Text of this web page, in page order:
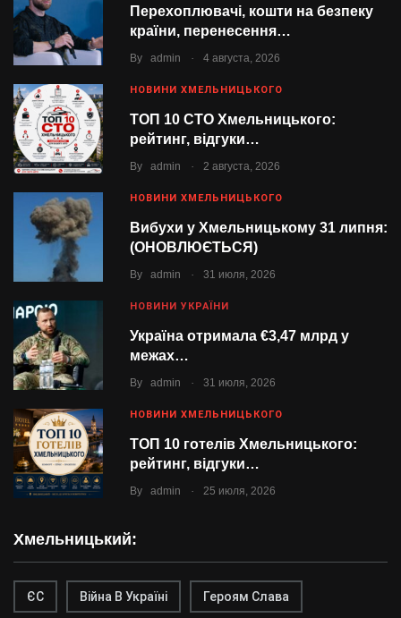
Перехоплювачі, кошти на безпеку
країни, перенесення…
By admin . 4 августа, 2026
НОВИНИ ХМЕЛЬНИЦЬКОГО
ТОП 10 СТО Хмельницького:
рейтинг, відгуки…
By admin . 2 августа, 2026
НОВИНИ ХМЕЛЬНИЦЬКОГО
Вибухи у Хмельницькому 31 липня:
(ОНОВЛЮЄТЬСЯ)
By admin . 31 июля, 2026
НОВИНИ УКРАЇНИ
Україна отримала €3,47 млрд у
межах…
By admin . 31 июля, 2026
НОВИНИ ХМЕЛЬНИЦЬКОГО
ТОП 10 готелів Хмельницького:
рейтинг, відгуки…
By admin . 25 июля, 2026
Хмельницький:
ЄС Війна В Україні Героям Слава